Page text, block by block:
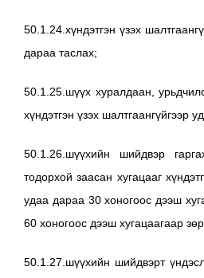
50.1.24.хүндэтгэн үзэх
дараа таслах;
50.1.25.шүүх хуралдаан,
хүндэтгэн үзэх шалтгаангүйгээр
50.1.26.шүүхийн шийдвэр
тодорхой заасан хугацааг
удаа дараа 30 хоногоос дээш
60 хоногоос дээш хугацаагаар
50.1.27.шүүхийн шийдвэрт